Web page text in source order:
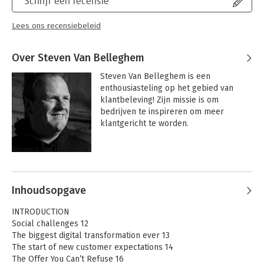
Lees ons recensiebeleid
Over Steven Van Belleghem
Steven Van Belleghem is een
enthousiasteling op het gebied van
klantbeleving! Zijn missie is om
bedrijven te inspireren om meer
klantgericht te worden.
een empathische menselijke
winnen.
Om zijn missie te bereiken, heeft hij 6
Andere boeken door Steven Van
Belleghem
Inhoudsopgave
INTRODUCTION
Social challenges 12
The biggest digital transformation ever 13
The start of new customer expectations 14
The Offer You Can’t Refuse 16